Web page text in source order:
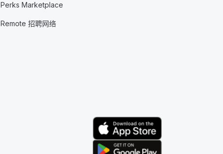
Perks Marketplace
Remote 招聘网络